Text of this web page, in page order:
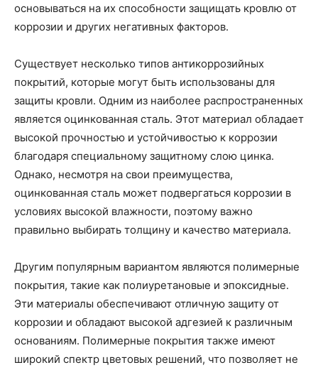
основываться на их способности защищать кровлю от
коррозии и других негативных факторов.
Существует несколько типов антикоррозийных
покрытий, которые могут быть использованы для
защиты кровли. Одним из наиболее распространенных
является оцинкованная сталь. Этот материал обладает
высокой прочностью и устойчивостью к коррозии
благодаря специальному защитному слою цинка.
Однако, несмотря на свои преимущества,
оцинкованная сталь может подвергаться коррозии в
условиях высокой влажности, поэтому важно
правильно выбирать толщину и качество материала.
Другим популярным вариантом являются полимерные
покрытия, такие как полиуретановые и эпоксидные.
Эти материалы обеспечивают отличную защиту от
коррозии и обладают высокой адгезией к различным
основаниям. Полимерные покрытия также имеют
широкий спектр цветовых решений, что позволяет не